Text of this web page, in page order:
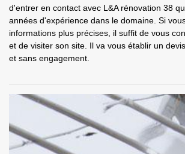
d'entrer en contact avec L&A rénovation 38
années d'expérience dans le domaine. Si
informations plus précises, il suffit de vous
et de visiter son site. Il va vous établir un
et sans engagement.